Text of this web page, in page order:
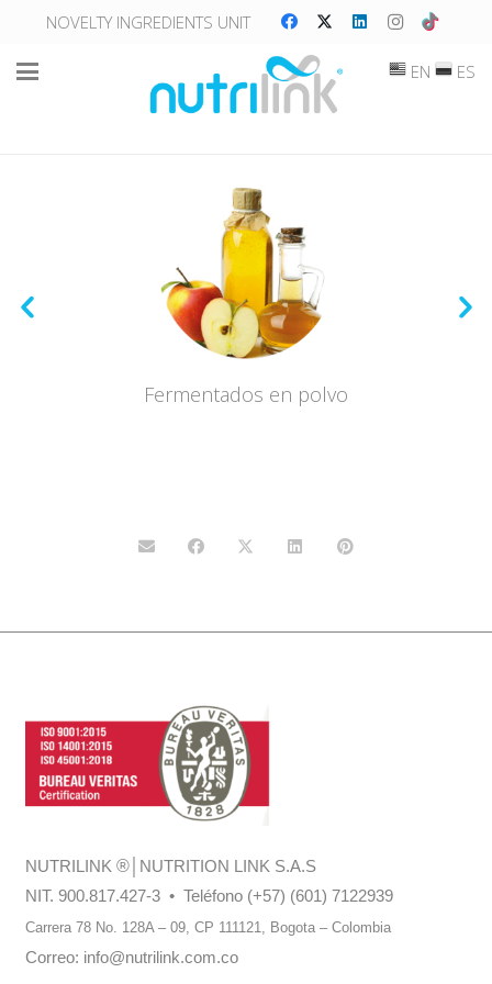
NOVELTY INGREDIENTS UNIT
EN ES
Fermentados en polvo
NUTRILINK ®│NUTRITION LINK S.A.S
NIT. 900.817.427-3 • Teléfono (+57) (601) 7122939
Carrera 78 No. 128A – 09, CP 111121, Bogota – Colombia
Correo: info@nutrilink.com.co